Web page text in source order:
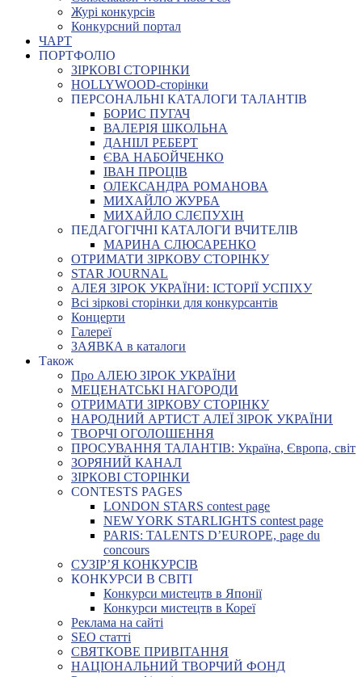
Журі конкурсів
Конкурсний портал
ЧАРТ
ПОРТФОЛІО
ЗІРКОВІ СТОРІНКИ
HOLLYWOOD-сторінки
ПЕРСОНАЛЬНІ КАТАЛОГИ ТАЛАНТІВ
БОРИС ПУГАЧ
ВАЛЕРІЯ ШКОЛЬНА
ДАНІІЛ РЕБЕРТ
ЄВА НАБОЙЧЕНКО
ІВАН ПРОЦІВ
ОЛЕКСАНДРА РОМАНОВА
МИХАЙЛО ЖУРБА
МИХАЙЛО СЛЄПУХІН
ПЕДАГОГІЧНІ КАТАЛОГИ ВЧИТЕЛІВ
МАРИНА СЛЮСАРЕНКО
ОТРИМАТИ ЗІРКОВУ СТОРІНКУ
STAR JOURNAL
АЛЕЯ ЗІРОК УКРАЇНИ: ІСТОРІЇ УСПІХУ
Всі зіркові сторінки для конкурсантів
Концерти
Галереї
ЗАЯВКА в каталоги
Також
Про АЛЕЮ ЗІРОК УКРАЇНИ
МЕЦЕНАТСЬКІ НАГОРОДИ
ОТРИМАТИ ЗІРКОВУ СТОРІНКУ
НАРОДНИЙ АРТИСТ АЛЕЇ ЗІРОК УКРАЇНИ
ТВОРЧІ ОГОЛОШЕННЯ
ПРОСУВАННЯ ТАЛАНТІВ: Україна, Європа, світ
ЗОРЯНИЙ КАНАЛ
ЗІРКОВІ СТОРІНКИ
CONTESTS PAGES
LONDON STARS contest page
NEW YORK STARLIGHTS contest page
PARIS: TALENTS D’EUROPE, page du
concours
СУЗІР’Я КОНКУРСІВ
КОНКУРСИ В СВІТІ
Конкурси мистецтв в Японії
Конкурси мистецтв в Кореї
Реклама на сайті
SEO статті
СВЯТКОВЕ ПРИВІТАННЯ
НАЦІОНАЛЬНИЙ ТВОРЧИЙ ФОНД